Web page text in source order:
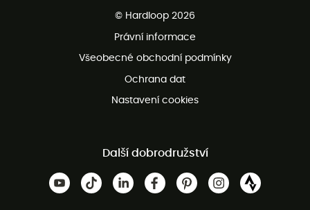
Bezplatné vrácení do 100 dnů
Bezplatná zákaznická služba
© Hardloop 2026
Právní informace
Všeobecné obchodní podmínky
Ochrana dat
Nastavení cookies
Další dobrodružství